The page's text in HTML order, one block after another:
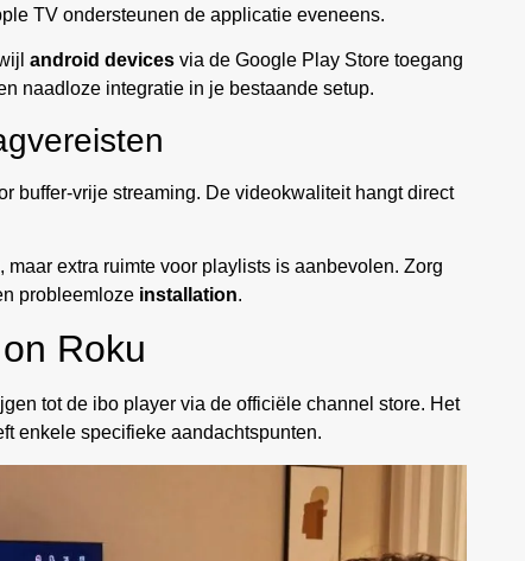
TV ondersteunen de applicatie eveneens.
android devices via de Google Play Store toegang
naadloze integratie in je bestaande setup.
buffer-vrije streaming. De videokwaliteit hangt direct
maar extra ruimte voor playlists is aanbevolen. Zorg
probleemloze installation.
Roku
tot de ibo player via de officiële channel store. Het
enkele specifieke aandachtspunten.